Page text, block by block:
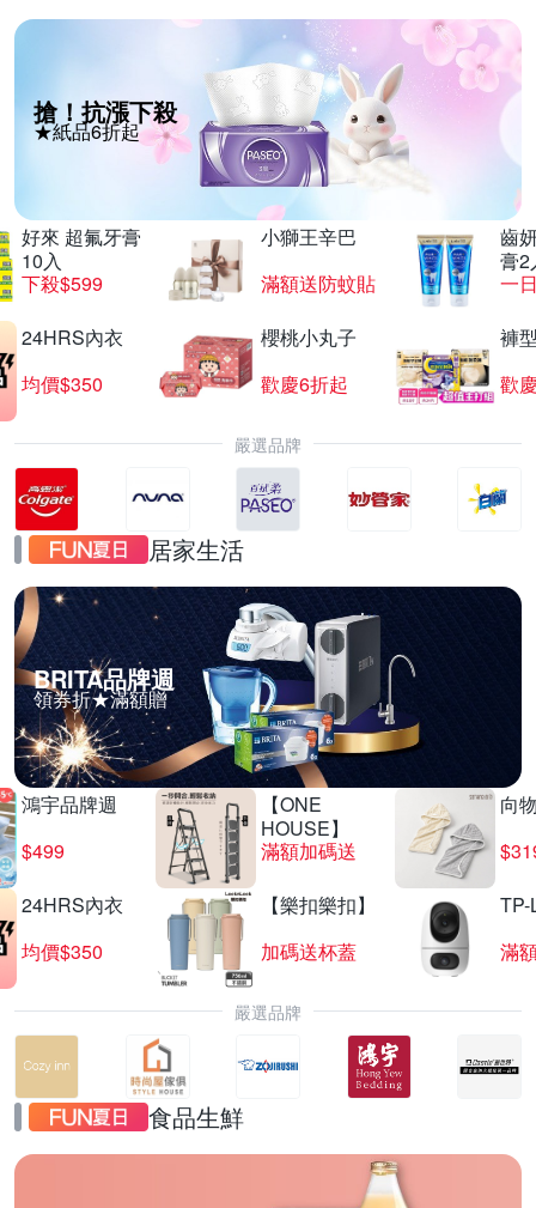
搶！抗漲下殺
★紙品6折起
好來 超氟牙膏
10入
下殺$599
小獅王辛巴
滿額送防蚊貼
齒
膏2
一
24HRS內衣
均價$350
櫻桃小丸子
歡慶6折起
褲
歡
嚴選品牌
居家生活
BRITA品牌週
領券折★滿額贈
鴻宇品牌週
$499
【ONE
HOUSE】
滿額加碼送
向
24HRS內衣
均價$350
【樂扣樂扣】
加碼送杯蓋
TP-
滿
嚴選品牌
食品生鮮